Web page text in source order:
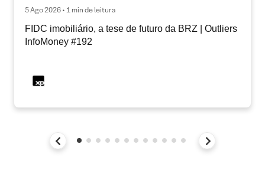
5 Ago 2026 • 1 min de leitura
FIDC imobiliário, a tese de futuro da BRZ | Outliers
InfoMoney #192